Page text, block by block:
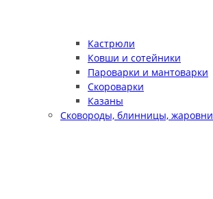
Кастрюли
Ковши и сотейники
Пароварки и мантоварки
Скороварки
Казаны
Сковороды, блинницы, жаровни